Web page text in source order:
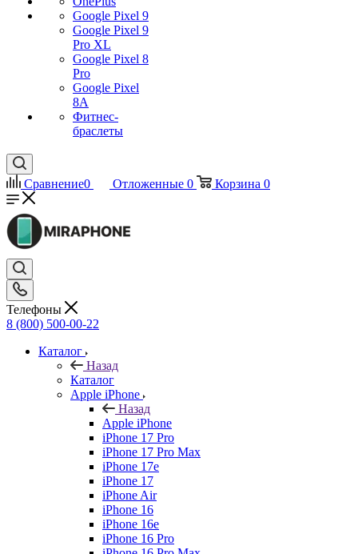
Google Pixel 9
Google Pixel 9
Pro XL
Google Pixel 8
Pro
Google Pixel
8A
Фитнес-
браслеты
Сравнение0 Отложенные 0 Корзина 0
Телефоны
8 (800) 500-00-22
Каталог
Назад
Каталог
Apple iPhone
Назад
Apple iPhone
iPhone 17 Pro
iPhone 17 Pro Max
iPhone 17e
iPhone 17
iPhone Air
iPhone 16
iPhone 16e
iPhone 16 Pro